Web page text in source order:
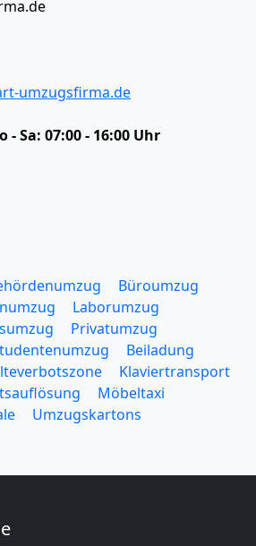
umzugsfirma.de
- Sa: 07:00 - 16:00 Uhr
Büroumzug
Laborumzug
Privatumzug
Beiladung
Klaviertransport
Möbeltaxi
Umzugskartons